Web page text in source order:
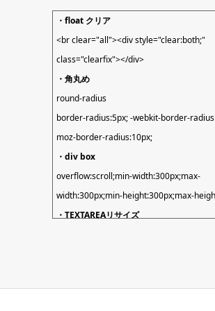
・float クリア
<br clear="all"><div style="clear:both;"
class="clearfix"></div>
・角丸め
round-radius
border-radius:5px; -webkit-border-
moz-border-radius:10px;
・div box
overflow:scroll;min-width:300px;max-
width:300px;min-height:300px;max-
・TEXTAREAリサイズ
if(site_url()==home_url){